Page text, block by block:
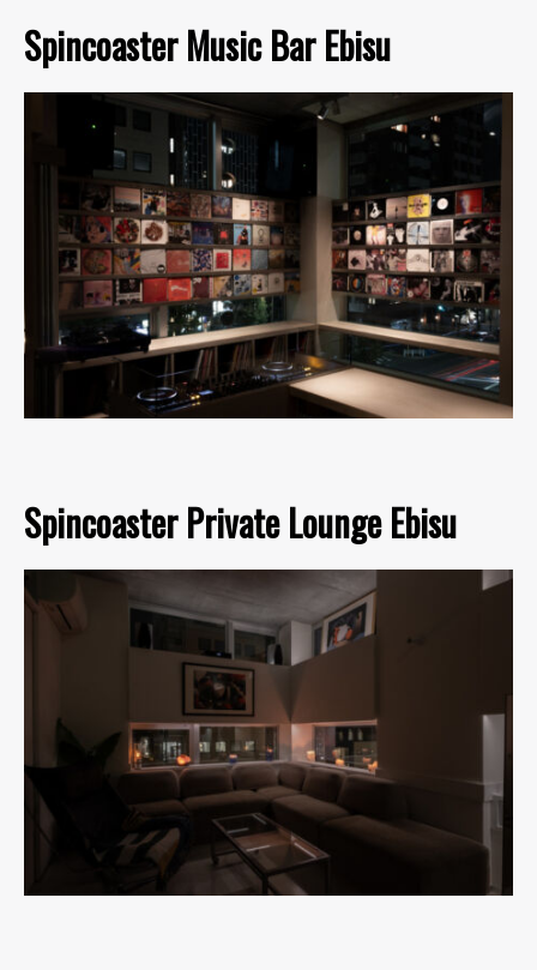
Spincoaster Music Bar Ebisu
Spincoaster Private Lounge Ebisu